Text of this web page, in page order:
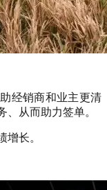
经销商和业主更清
、从而助力签单。
增长。